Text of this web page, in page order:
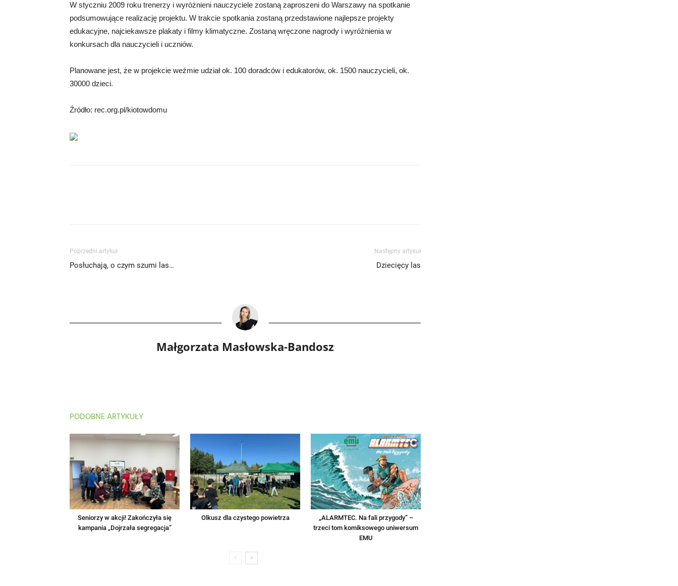
W styczniu 2009 roku trenerzy i wyróżnieni nauczyciele zostaną zaproszeni do Warszawy na spotkanie
podsumowujące realizację projektu. W trakcie spotkania zostaną przedstawione najlepsze projekty
edukacyjne, najciekawsze plakaty i filmy klimatyczne. Zostaną wręczone nagrody i wyróżnienia w
konkursach dla nauczycieli i uczniów.
Planowane jest, że w projekcie weźmie udział ok. 100 doradców i edukatorów, ok. 1500 nauczycieli, ok.
30000 dzieci.
Źródło: rec.org.pl/kiotowdomu
Poprzedni artykuł
Posłuchają, o czym szumi las…
Następny artykuł
Dziecięcy las
Małgorzata Masłowska-Bandosz
PODOBNE ARTYKUŁY
Seniorzy w akcji! Zakończyła się
kampania „Dojrzała segregacja”
Olkusz dla czystego powietrza
„ALARMTEC. Na fali przygody” –
trzeci tom komiksowego uniwersum
EMU